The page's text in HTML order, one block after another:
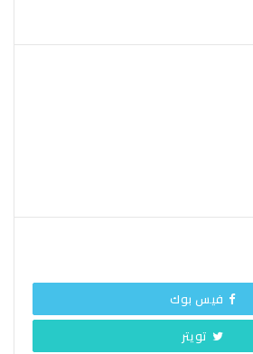
فيس بوك
تويتر